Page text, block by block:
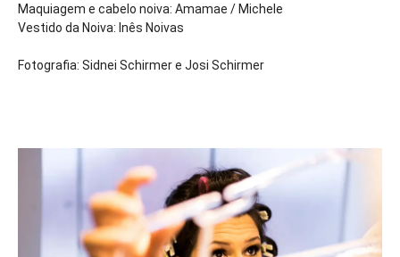
Maquiagem e cabelo noiva: Amamae / Michele
Vestido da Noiva: Inês Noivas
Fotografia: Sidnei Schirmer e Josi Schirmer